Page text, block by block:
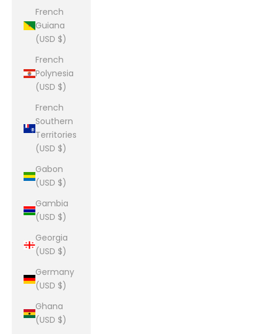
French
Guiana
(USD $)
French
Polynesia
(USD $)
French
Southern
Territories
(USD $)
Gabon
(USD $)
Gambia
(USD $)
Georgia
(USD $)
Germany
(USD $)
Ghana
(USD $)